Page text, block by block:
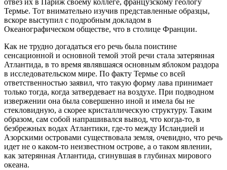
отвез их в Париж своему коллеге, французскому геологу
Термье. Тот внимательно изучив представленные образцы,
вскоре выступил с подробным докладом в
Океанографическом обществе, что в столице Франции.
Как не трудно догадаться его речь была поистине
сенсационной и основной темой этой речи стала затерянная
Атлантида, в то время являвшаяся основным яблоком раздора
в исследовательском мире. По факту Термье со всей
ответственностью заявил, что такую форму лава принимает
только тогда, когда затвердевает на воздухе. При подводном
извержении она была совершенно иной и имела бы не
стекловидную, а скорее кристаллическую структуру. Таким
образом, сам собой напрашивался вывод, что когда-то, в
безбрежных водах Атлантики, где-то между Исландией и
Азорскими островами существовала земля, очевидно, что речь
идет не о каком-то неизвестном острове, а о таком явлении,
как затерянная Атлантида, сгинувшая в глубинах мирового
океана.